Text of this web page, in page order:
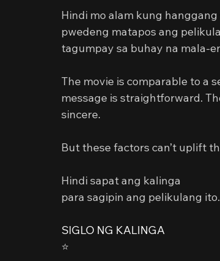
Hindi mo alam kung
pwedeng matapos ang
tagumpay sa buhay na mala-
The movie is comparable to a
message is straightforward.
sincere.
But these factors can’t uplift
Hindi sapat ang kalinga
para sagipin ang pelikulang ito.
SIGLO NG KALINGA
⭐️